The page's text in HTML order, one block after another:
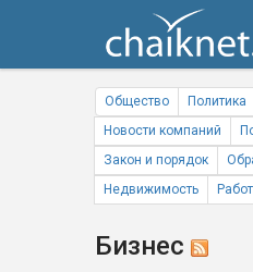
Общество Политика
Новости компаний
Закон и порядок
Недвижимость
Бизнес